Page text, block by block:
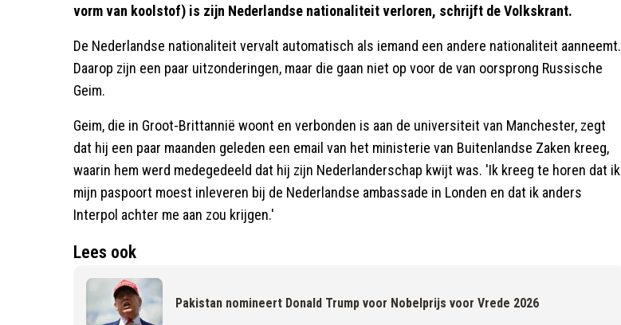
vorm van koolstof) is zijn Nederlandse nationaliteit verloren, schrijft de Volkskrant.
De Nederlandse nationaliteit vervalt automatisch als iemand een andere nationaliteit aanneemt.
Daarop zijn een paar uitzonderingen, maar die gaan niet op voor de van oorsprong Russische
Geim.
Geim, die in Groot-Brittannië woont en verbonden is aan de universiteit van Manchester, zegt
dat hij een paar maanden geleden een email van het ministerie van Buitenlandse Zaken kreeg,
waarin hem werd medegedeeld dat hij zijn Nederlanderschap kwijt was. 'Ik kreeg te horen dat ik
mijn paspoort moest inleveren bij de Nederlandse ambassade in Londen en dat ik anders
Interpol achter me aan zou krijgen.'
Lees ook
Pakistan nomineert Donald Trump voor Nobelprijs voor Vrede 2026